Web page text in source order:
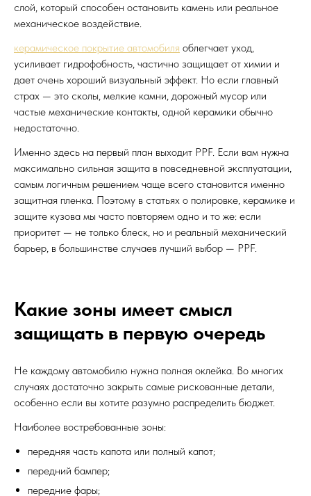
слой, который способен остановить камень или реальное
механическое воздействие.
керамическое покрытие автомобиля облегчает уход,
усиливает гидрофобность, частично защищает от химии и
дает очень хороший визуальный эффект. Но если главный
страх — это сколы, мелкие камни, дорожный мусор или
частые механические контакты, одной керамики обычно
недостаточно.
Именно здесь на первый план выходит PPF. Если вам нужна
максимально сильная защита в повседневной эксплуатации,
самым логичным решением чаще всего становится именно
защитная пленка. Поэтому в статьях о полировке, керамике и
защите кузова мы часто повторяем одно и то же: если
приоритет — не только блеск, но и реальный механический
барьер, в большинстве случаев лучший выбор — PPF.
Какие зоны имеет смысл
защищать в первую очередь
Не каждому автомобилю нужна полная оклейка. Во многих
случаях достаточно закрыть самые рискованные детали,
особенно если вы хотите разумно распределить бюджет.
Наиболее востребованные зоны:
передняя часть капота или полный капот;
передний бампер;
передние фары;